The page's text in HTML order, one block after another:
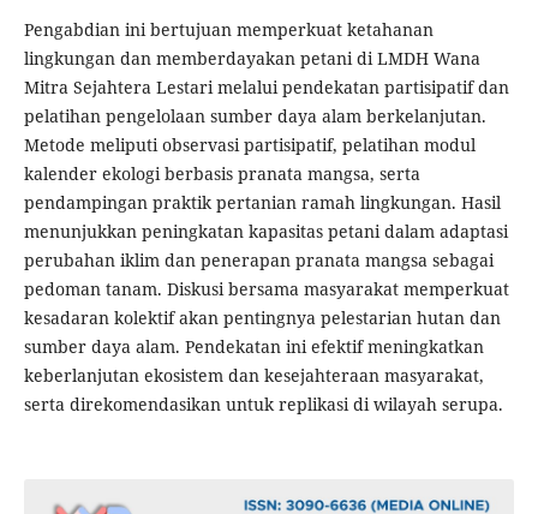
Pengabdian ini bertujuan memperkuat ketahanan
lingkungan dan memberdayakan petani di LMDH Wana
Mitra Sejahtera Lestari melalui pendekatan partisipatif dan
pelatihan pengelolaan sumber daya alam berkelanjutan.
Metode meliputi observasi partisipatif, pelatihan modul
kalender ekologi berbasis pranata mangsa, serta
pendampingan praktik pertanian ramah lingkungan. Hasil
menunjukkan peningkatan kapasitas petani dalam adaptasi
perubahan iklim dan penerapan pranata mangsa sebagai
pedoman tanam. Diskusi bersama masyarakat memperkuat
kesadaran kolektif akan pentingnya pelestarian hutan dan
sumber daya alam. Pendekatan ini efektif meningkatkan
keberlanjutan ekosistem dan kesejahteraan masyarakat,
serta direkomendasikan untuk replikasi di wilayah serupa.